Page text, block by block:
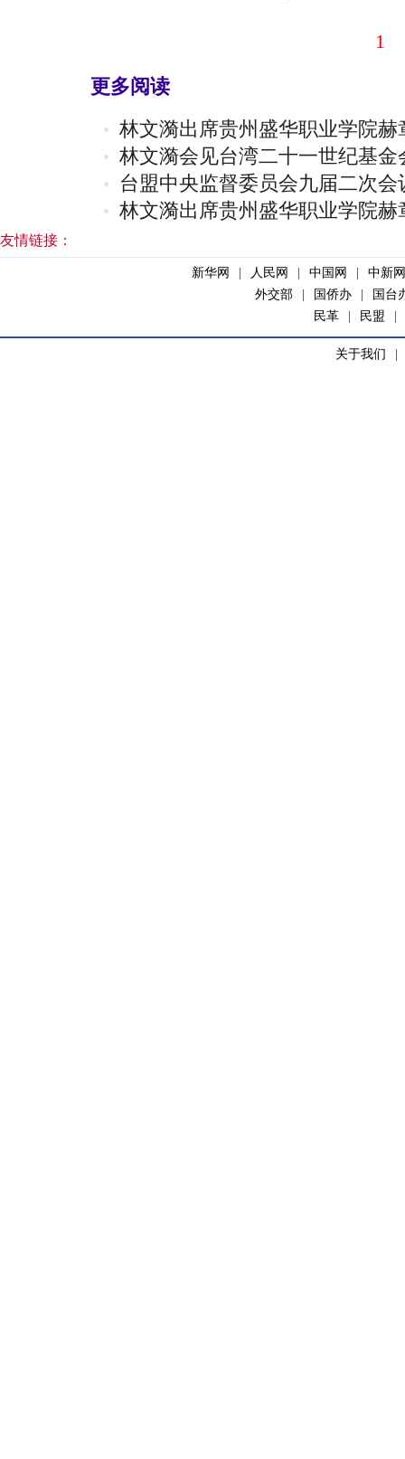
1
更多阅读
林文漪出席贵州盛华职业学院
林文漪会见台湾二十一世纪基
台盟中央监督委员会九届二次会
林文漪出席贵州盛华职业学院
友情链接：
新华网 人民网 中国网
中新网
外交部
国侨办
国台
民革
民盟
关于我们